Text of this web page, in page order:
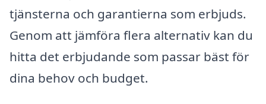
tjänsterna och garantierna som erbjuds.
Genom att jämföra flera alternativ kan du
hitta det erbjudande som passar bäst för
dina behov och budget.